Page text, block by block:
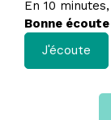
En 10
Bonne écoute
J'écoute